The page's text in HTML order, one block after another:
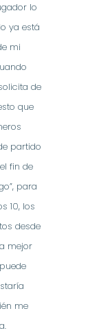
lo
ya está
mi
de
que
partido
fin de
para
10, los
desde
mejor
me